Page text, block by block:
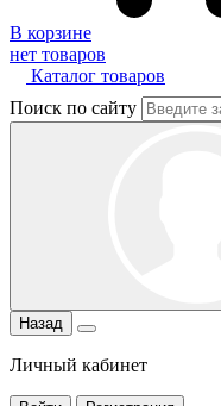
В корзине
нет товаров
Каталог товаров
Поиск по сайту
Назад
Личный кабинет